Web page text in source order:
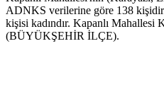
ADNKS verilerine göre 138
kişisi kadındır. Kapanlı Mahallesi
(BÜYÜKŞEHİR İLÇE).